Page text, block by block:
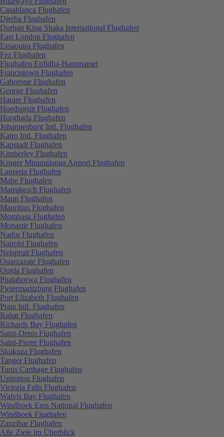
Casablanca Flughafen
Djerba Flughafen
Durban King Shaka International Flughafen
East London Flughafen
Essaouira Flughafen
Fez Flughafen
Flughafen Enfidha-Hammamet
Francistown Flughafen
Gaborone Flughafen
George Flughafen
Harare Flughafen
Hoedspruit Flughafen
Hurghada Flughafen
Johannesburg Intl. Flughafen
Kairo Intl. Flughafen
Kapstadt Flughafen
Kimberley Flughafen
Kruger Mpumalanga Airport Flughafen
Lanseria Flughafen
Mahe Flughafen
Marrakesch Flughafen
Maun Flughafen
Mauritius Flughafen
Mombasa Flughafen
Monastir Flughafen
Nador Flughafen
Nairobi Flughafen
Nelspruit Flughafen
Ouarzazate Flughafen
Oujda Flughafen
Phalaborwa Flughafen
Pietermaritzburg Flughafen
Port Elizabeth Flughafen
Praia Intl. Flughafen
Rabat Flughafen
Richards Bay Flughafen
Saint-Denis Flughafen
Saint-Pierre Flughafen
Skukuza Flughafen
Tanger Flughafen
Tunis Carthage Flughafen
Upington Flughafen
Victoria Falls Flughafen
Walvis Bay Flughafen
Windhoek Eros National Flughafen
Windhoek Flughafen
Zanzibar Flughafen
Alle Ziele im Überblick